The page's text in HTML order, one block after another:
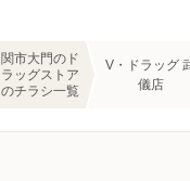
関市大門のド
ラッグストア
のチラシ一覧
V・ドラッグ
儀店